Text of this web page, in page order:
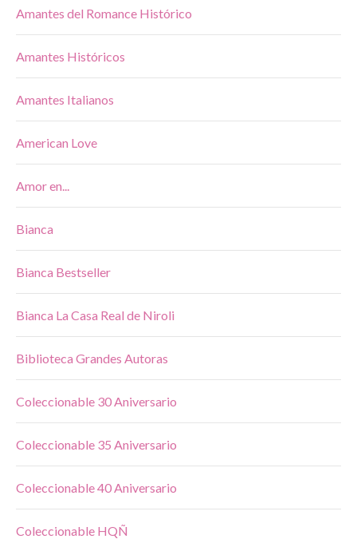
Amantes del Romance Histórico
Amantes Históricos
Amantes Italianos
American Love
Amor en...
Bianca
Bianca Bestseller
Bianca La Casa Real de Niroli
Biblioteca Grandes Autoras
Coleccionable 30 Aniversario
Coleccionable 35 Aniversario
Coleccionable 40 Aniversario
Coleccionable HQÑ